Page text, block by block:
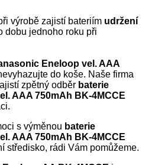
výrobě zajistí bateriím udržení
dobu jednoho roku při
Eneloop vel. AAA
do koše. Naše firma
zpětný odběr baterie
AAA 750mAh BK-4MCCE
s výměnou baterie
AAA 750mAh BK-4MCCE
středisko, rádi Vám pomůžeme.